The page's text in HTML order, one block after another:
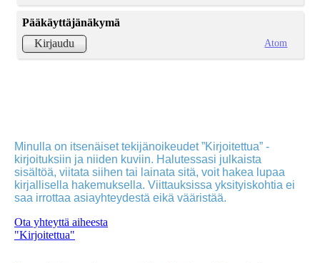
Pääkäyttäjänäkymä
Kirjaudu
Atom
Minulla on itsenäiset tekijänoikeudet ”Kirjoitettua” -
kirjoituksiin ja niiden kuviin. Halutessasi julkaista
sisältöä, viitata siihen tai lainata sitä, voit hakea lupaa
kirjallisella hakemuksella. Viittauksissa yksityiskohtia ei
saa irrottaa asiayhteydestä eikä vääristää.
Ota yhteyttä aiheesta
"Kirjoitettua"